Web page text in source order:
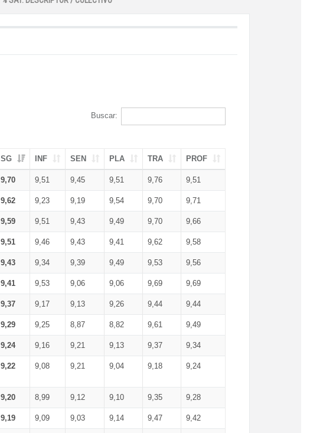
Buscar:
SG INF SEN PLA TRA PROF
9,70 9,51 9,45 9,51 9,76 9,51
9,62 9,23 9,19 9,54 9,70 9,71
9,59 9,51 9,43 9,49 9,70 9,66
9,51 9,46 9,43 9,41 9,62 9,58
9,43 9,34 9,39 9,49 9,53 9,56
9,41 9,53 9,06 9,06 9,69 9,69
9,37 9,17 9,13 9,26 9,44 9,44
9,29 9,25 8,87 8,82 9,61 9,49
9,24 9,16 9,21 9,13 9,37 9,34
9,22 9,08 9,21 9,04 9,18 9,24
9,20 8,99 9,12 9,10 9,35 9,28
9,19 9,09 9,03 9,14 9,47 9,42